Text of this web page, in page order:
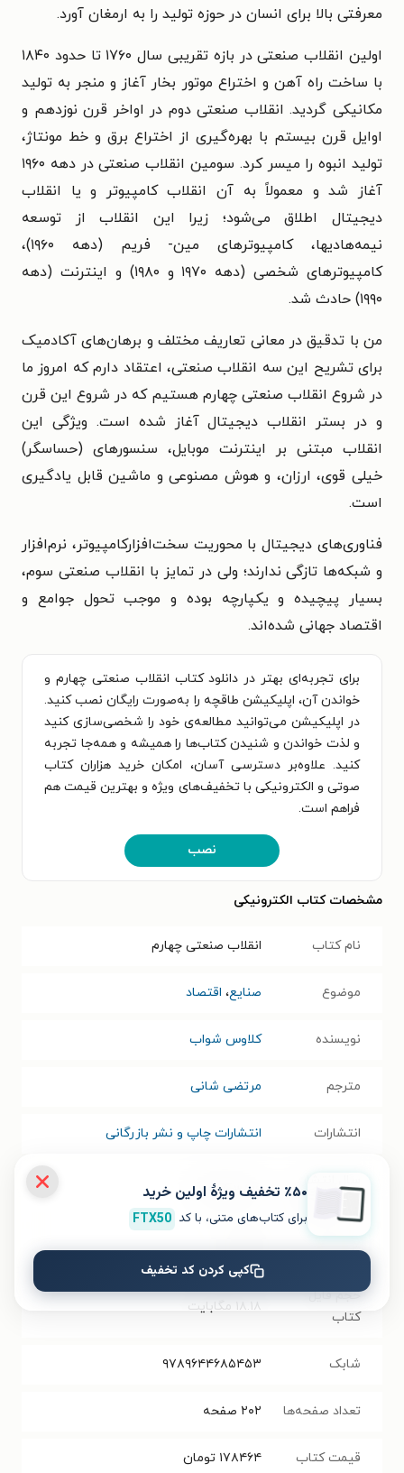
معرفتی بالا برای انسان در حوزه تولید را به ارمغان آورد.
اولین انقلاب صنعتی در بازه تقریبی سال ۱۷۶۰ تا حدود ۱۸۴۰
با ساخت راه آهن و اختراع موتور بخار آغاز و منجر به تولید
مکانیکی گردید. انقلاب صنعتی دوم در اواخر قرن نوزدهم و
اوایل قرن بیستم با بهره‌گیری از اختراع برق و خط مونتاژ،
تولید انبوه را میسر کرد. سومین انقلاب صنعتی در دهه ۱۹۶۰
آغاز شد و معمولاً به آن انقلاب کامپیوتر و یا انقلاب
دیجیتال اطلاق می‌شود؛ زیرا این انقلاب از توسعه
نیمه‌هادیها، کامپیوترهای مین- فریم (دهه ۱۹۶۰)،
کامپیوترهای شخصی (دهه ۱۹۷۰ و ۱۹۸۰) و اینترنت (دهه
۱۹۹۰) حادث شد.
من با تدقیق در معانی تعاریف مختلف و برهان‌های آکادمیک
برای تشریح این سه انقلاب صنعتی، اعتقاد دارم که امروز ما
در شروع انقلاب صنعتی چهارم هستیم که در شروع این قرن
و در بستر انقلاب دیجیتال آغاز شده است. ویژگی این
انقلاب مبتنی بر اینترنت موبایل، سنسورهای (حساسگر)
خیلی قوی، ارزان، و هوش مصنوعی و ماشین قابل یادگیری
است.
فناوری‌های دیجیتال با محوریت سخت‌افزارکامپیوتر، نرم‌افزار
و شبکه‌ها تازگی ندارند؛ ولی در تمایز با انقلاب صنعتی سوم،
بسیار پیچیده و یکپارچه بوده و موجب تحول جوامع و
اقتصاد جهانی شده‌اند.
برای تجربه‌ای بهتر در دانلود کتاب انقلاب صنعتی چهارم و
خواندن آن، اپلیکیشن طاقچه را به‌صورت رایگان نصب کنید.
در اپلیکیشن می‌توانید مطالعه‌ی خود را شخصی‌سازی کنید
و لذت خواندن و شنیدن کتاب‌ها را همیشه و همه‌جا تجربه
کنید. علاوه‌بر دسترسی آسان، امکان خرید هزاران کتاب
صوتی و الکترونیکی با تخفیف‌های ویژه و بهترین قیمت هم
فراهم است.
نصب
مشخصات کتاب الکترونیکی
نام کتاب انقلاب صنعتی چهارم
موضوع صنایع، اقتصاد
نویسنده کلاوس شواب
مترجم مرتضی شانی
انتشارات انتشارات چاپ و نشر بازرگانی
نسخه فیزیکی
۱۳۹۵/۰۳/۲۶
فرمت کتاب EPUB
حجم فایل
کتاب
۱۸.۱۸ مگابایت
شابک ۹۷۸۹۶۴۴۶۸۵۴۵۳
تعداد صفحه‌ها ۲۰۲ صفحه
قیمت کتاب ۱۷۸۴۶۴ تومان
٪۵۰ تخفیف ویژۀ اولین خرید
برای کتاب‌های متنی، با کد FTX50
کپی کردن کد تخفیف